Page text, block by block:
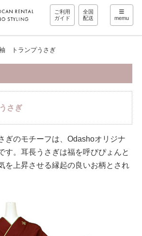
ご利用
ガイド
全国
配送
memu
トランプうさぎ
さぎ
ぎのモチーフは、Odashoオリジナ
す。耳長うさぎは福を呼びぴょんと
を上昇させる縁起の良いお柄とされ